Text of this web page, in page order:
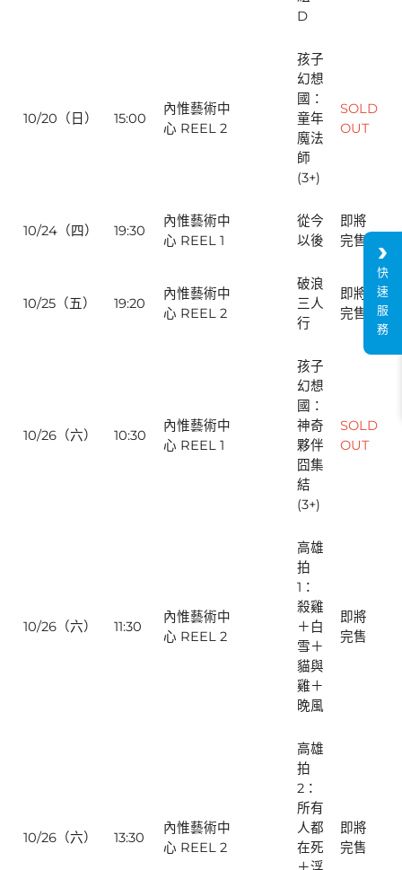
D
10/20（日） 15:00
內惟藝術中
心 REEL 2
孩子
幻想
國：
童年
魔法
師
(3+)
SOLD
OUT
10/24（四） 19:30
內惟藝術中
心 REEL 1
從今
以後
即將
完售
10/25（五） 19:20
內惟藝術中
心 REEL 2
破浪
三人
行
即將
完售
10/26（六） 10:30
內惟藝術中
心 REEL 1
孩子
幻想
國：
神奇
夥伴
囧集
結
(3+)
SOLD
OUT
10/26（六） 11:30
內惟藝術中
心 REEL 2
高雄
拍
1：
殺雞
＋白
雪＋
貓與
雞＋
晚風
即將
完售
10/26（六） 13:30
內惟藝術中
心 REEL 2
高雄
拍
2：
所有
人都
在死
即將
完售
快
速
服
務